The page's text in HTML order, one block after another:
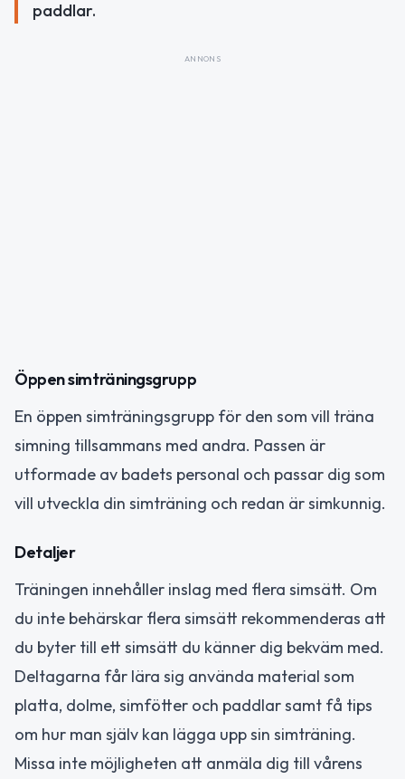
paddlar.
ANNONS
Öppen simträningsgrupp
En öppen simträningsgrupp för den som vill träna
simning tillsammans med andra. Passen är
utformade av badets personal och passar dig som
vill utveckla din simträning och redan är simkunnig.
Detaljer
Träningen innehåller inslag med flera simsätt. Om
du inte behärskar flera simsätt rekommenderas att
du byter till ett simsätt du känner dig bekväm med.
Deltagarna får lära sig använda material som
platta, dolme, simfötter och paddlar samt få tips
om hur man själv kan lägga upp sin simträning.
Missa inte möjligheten att anmäla dig till vårens